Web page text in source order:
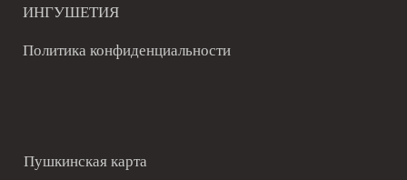
ИНГУШЕТИЯ
Политика конфиденциальности
Пушкинская карта